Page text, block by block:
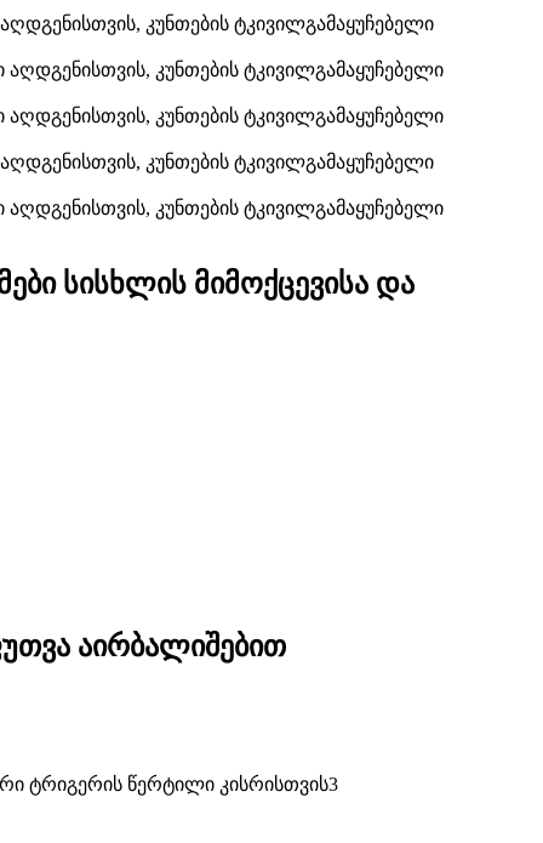
სისხლის მიმოქცევისა და
აირბალიშებით